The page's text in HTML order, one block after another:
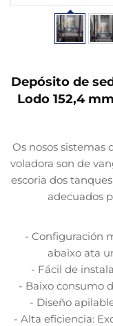
Depósito de
Lodo 152,4
Os nosos sistemas
voladora son de
escoria dos
adecuados
- Configuración
abaixo ata
- Fácil de
- Baixo consumo
- Diseño
- Alta eficiencia: